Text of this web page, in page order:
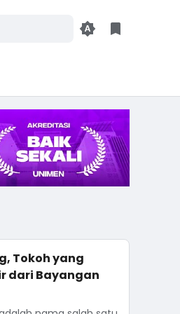
Tokoh yang
dari Bayangan